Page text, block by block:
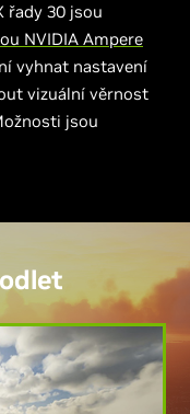
řady 30 jsou
NVIDIA Ampere
vyhnat nastavení
vizuální věrnost
jsou